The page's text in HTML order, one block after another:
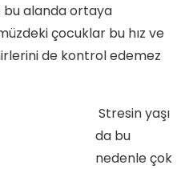
alanda ortaya
çocuklar bu hız ve
de kontrol edemez
Stresin yaşı
da bu
nedenle çok